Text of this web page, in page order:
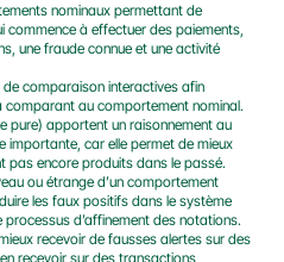
nominaux permettant de
commence à effectuer des paiements,
une fraude connue et une activité
de comparaison interactives afin
comparant au comportement nominal.
pure) apportent un raisonnement au
importante, car elle permet de mieux
pas encore produits dans le passé.
ou étrange d’un comportement
les faux positifs dans le système
processus d’affinement des notations.
recevoir de fausses alertes sur des
recevoir sur des transactions